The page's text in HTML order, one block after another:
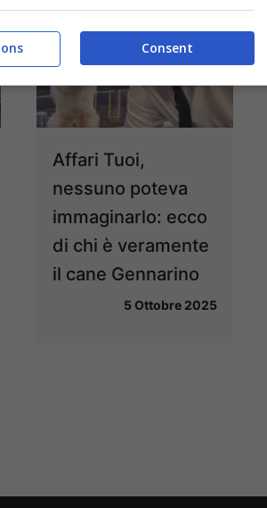
Affari Tuoi,
nessuno poteva
immaginarlo: ecco
di chi è veramente
il cane Gennarino
5 Ottobre 2025
Consent